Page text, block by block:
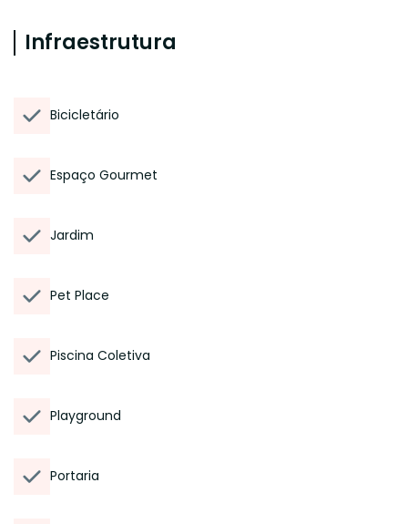
Infraestrutura
Bicicletário
Espaço Gourmet
Jardim
Pet Place
Piscina Coletiva
Playground
Portaria